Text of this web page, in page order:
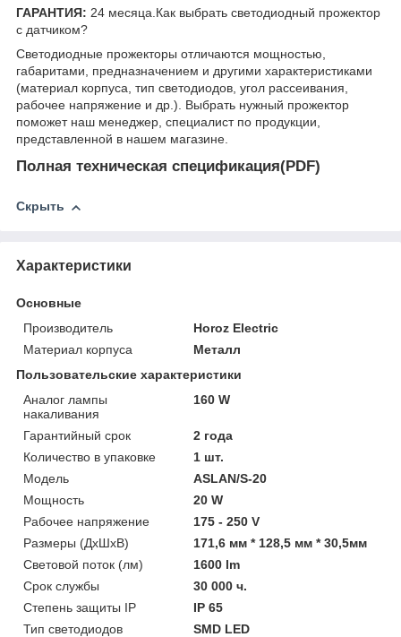
ГАРАНТИЯ: 24 месяца. Как выбрать светодиодный прожектор
с датчиком?
Светодиодные прожекторы отличаются мощностью,
габаритами, предназначением и другими характеристиками
(материал корпуса, тип светодиодов, угол рассеивания,
рабочее напряжение и др.). Выбрать нужный прожектор
поможет наш менеджер, специалист по продукции,
представленной в нашем магазине.
Полная техническая спецификация(PDF)
Скрыть
Характеристики
Основные
Производитель
Horoz Electric
Материал корпуса
Металл
Пользовательские характеристики
Аналог лампы
накаливания
160 W
Гарантийный срок
2 года
Количество в упаковке
1 шт.
Модель
ASLAN/S-20
Мощность
20 W
Рабочее напряжение
175 - 250 V
Размеры (ДхШхВ)
171,6 мм * 128,5 мм * 30,5мм
Световой поток (лм)
1600 lm
Срок службы
30 000 ч.
Степень защиты IP
IP 65
Тип светодиодов
SMD LED